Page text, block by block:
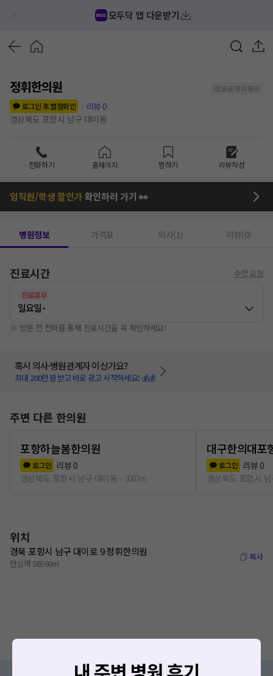
모두닥 앱 다운받기
정휘한의원
정보공개 미동의
로그인 후 별점확인
리뷰 0
경상북도 포항시 남구 대이동
전화하기 홈페이지 찜하기 리뷰작성
임직원/학생 할인가확인하러 가기 👀
병원정보 가격표 의사(1) 리뷰(0)
진료시간 수정 요청
진료휴무
일요일-
※ 방문 전 전화를 통해 진료시간을 꼭 확인하세요!
혹시 의사·병원관계자 이신가요?
최대 200만원 받고 바로 광고 시작하세요! 💰💰
주변 다른 한의원
포항하늘봄한의원
로그인 리뷰 0
경상북도 포항시 남구 대이동
330m
대구한의대포
로그인 리뷰 0
경상북도 포항시
위치
경북 포항시 남구 대이로 9 정휘한의원
안심역 56560m
복사